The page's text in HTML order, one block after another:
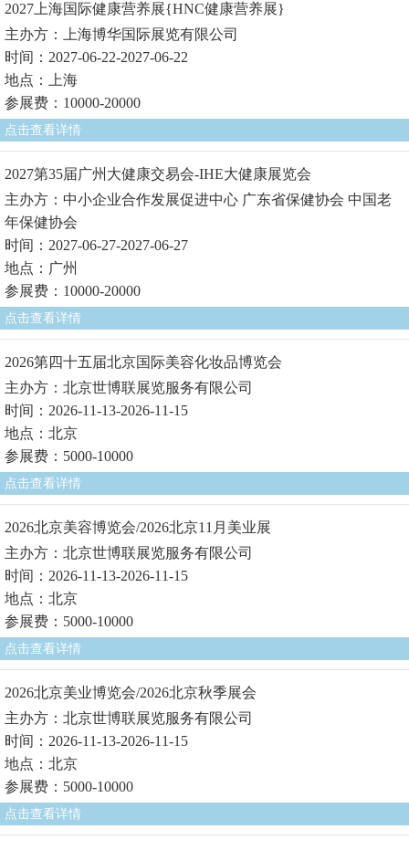
2027上海国际健康营养展{HNC健康营养展}
主办方：上海博华国际展览有限公司
时间：2027-06-22-2027-06-22
地点：上海
参展费：10000-20000
点击查看详情
2027第35届广州大健康交易会-IHE大健康展览会
主办方：中小企业合作发展促进中心 广东省保健协会 中国老
年保健协会
时间：2027-06-27-2027-06-27
地点：广州
参展费：10000-20000
点击查看详情
2026第四十五届北京国际美容化妆品博览会
主办方：北京世博联展览服务有限公司
时间：2026-11-13-2026-11-15
地点：北京
参展费：5000-10000
点击查看详情
2026北京美容博览会/2026北京11月美业展
主办方：北京世博联展览服务有限公司
时间：2026-11-13-2026-11-15
地点：北京
参展费：5000-10000
点击查看详情
2026北京美业博览会/2026北京秋季展会
主办方：北京世博联展览服务有限公司
时间：2026-11-13-2026-11-15
地点：北京
参展费：5000-10000
点击查看详情